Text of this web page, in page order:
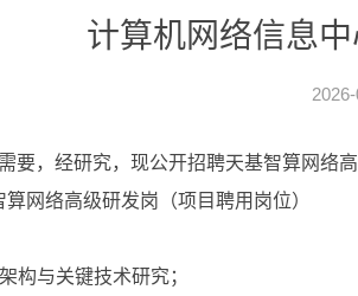
计算机网络信息
要，经研究，现公开招聘天基智算网络
算网络高级研发岗（项目聘用岗位）
构与关键技术研究；